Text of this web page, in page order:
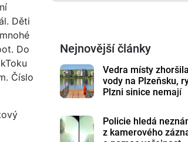
Děti
Do
Číslo
Nejnovější články
Vedra místy
vody na Plzeňsku,
Plzni sinice nemají
Policie hledá
z kamerového